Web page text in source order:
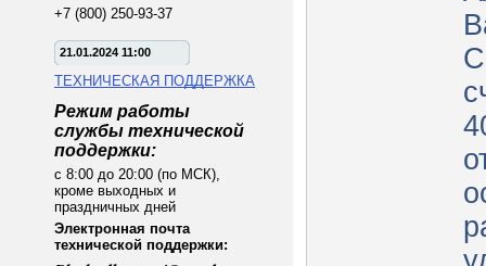
+7 (800) 250-93-37
21.01.2024 11:00
ТЕХНИЧЕСКАЯ ПОДДЕРЖКА
Режим работы
службы технической
поддержки:
с 8:00 до 20:00 (по МСК),
кроме выходных и
праздничных дней
Электронная почта
технической поддержки: